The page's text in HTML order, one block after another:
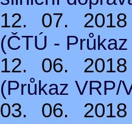
12. 07.
(ČTÚ -
12. 06.
(Průkaz VRP/
03. 06.